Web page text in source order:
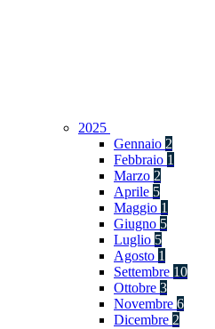
2025
Gennaio 2
Febbraio 1
Marzo 2
Aprile 5
Maggio 1
Giugno 5
Luglio 5
Agosto 1
Settembre 10
Ottobre 3
Novembre 6
Dicembre 2